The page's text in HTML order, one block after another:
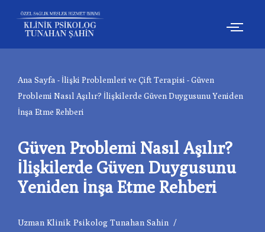
İçeriğe
geç
Ana Sayfa - İlişki Problemleri ve Çift Terapisi -Güven
Problemi Nasıl Aşılır? İlişkilerde Güven Duygusunu Yeniden
İnşa Etme Rehberi
Güven Problemi Nasıl Aşılır?
İlişkilerde Güven Duygusunu
Yeniden İnşa Etme Rehberi
Uzman Klinik Psikolog Tunahan Sahin